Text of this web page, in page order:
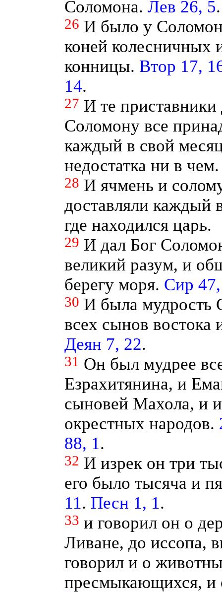
Соломона. Лев 26, 5.
26 И было у
коней колесничных
конницы. Втор 17,
14.
27 И те
Соломону все
каждый в свой
недостатка ни в чем.
28 И ячмень и
доставляли каждый
где находился царь.
29 И дал Бог
великий разум, и
берегу моря. Сир
30 И была мудрость
всех сынов востока
Деян 7, 22.
31 Он был мудрее
Езрахитянина, и
сыновей Махола, и
окрестных народов.
88, 1.
32 И изрек он три
его было тысяча и
11. Песн 1, 1.
33 и говорил он о
Ливане, до иссопа,
говорил и о
пресмыкающихся, и